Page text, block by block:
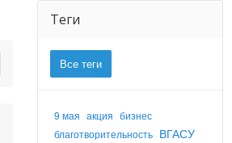
Теги
Все теги
9 мая акция бизнес
благотворительность ВГАСУ